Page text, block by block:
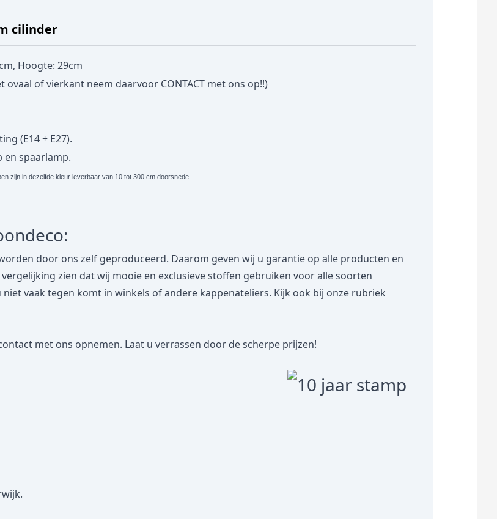
cilinder
Hoogte: 29cm
ovaal of vierkant neem daarvoor CONTACT met ons op!!)
(E14 + E27).
en spaarlamp.
zijn in dezelfde kleur leverbaar van 10 tot 300 cm doorsnede.
door ons zelf geproduceerd. Daarom geven wij u garantie op alle producten en
zien dat wij mooie en exclusieve stoffen gebruiken voor alle soorten
vaak tegen komt in winkels of andere kappenateliers. Kijk ook bij onze rubriek
met ons opnemen. Laat u verrassen door de scherpe prijzen!